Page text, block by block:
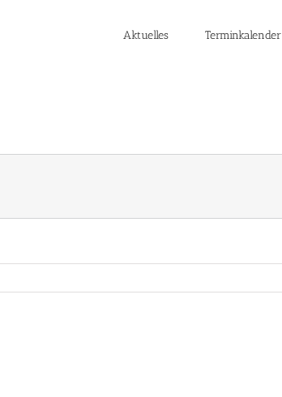
Aktuelles Terminkalender